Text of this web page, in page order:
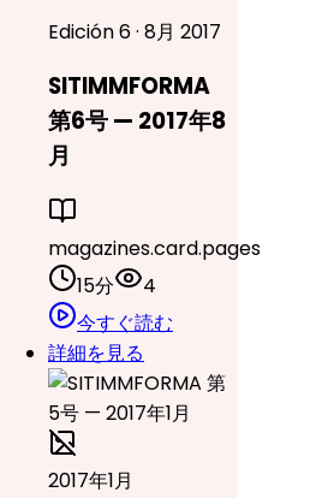
Edición 6 · 8月 2017
SITIMMFORMA
第6号 — 2017年8
月
magazines.card.pages
15分
4
今すぐ読む
詳細を見る
2017年1月